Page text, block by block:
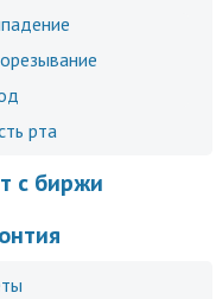
рта
с биржи